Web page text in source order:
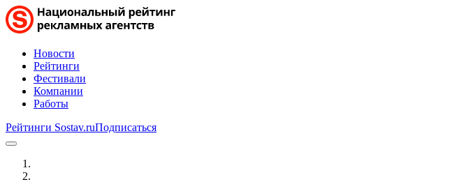
Новости
Рейтинги
Фестивали
Компании
Работы
Рейтинги Sostav.ruПодписаться